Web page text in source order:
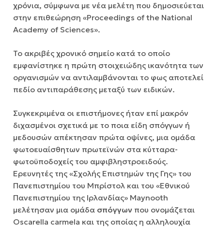
χρόνια, σύμφωνα με νέα μελέτη που δημοσιεύεται
στην επιθεώρηση «Proceedings of the National
Academy of Sciences».
Το ακριβές χρονικό σημείο κατά το οποίο
εμφανίστηκε η πρώτη στοιχειώδης ικανότητα των
οργανισμών να αντιλαμβάνονται το φως αποτελεί
πεδίο αντιπαράθεσης μεταξύ των ειδικών.
Συγκεκριμένα οι επιστήμονες ήταν επί μακρόν
διχασμένοι σχετικά με το ποια είδη σπόγγων ή
μεδουσών απέκτησαν πρώτα οψίνες, μια ομάδα
φωτοευαίσθητων πρωτεϊνών στα κύτταρα-
φωτοϋποδοχείς του αμφιβληστροειδούς.
Ερευνητές της «Σχολής Επιστημών της Γης» του
Πανεπιστημίου του Μπρίστολ και του «Εθνικού
Πανεπιστημίου της Ιρλανδίας» Maynooth
μελέτησαν μια ομάδα σπόγγωνπου ονομάζεται
Oscarella carmela και της οποίας η αλληλουχία